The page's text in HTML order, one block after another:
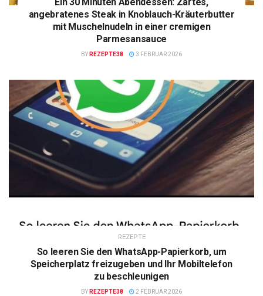
angebratenes Steak in Knoblauch-Kräuterbutter
mit Muschelnudeln in einer cremigen
Parmesansauce
BY REZEPTE38 3 FEBRUAR 2026
REZEPTE
So leeren Sie den WhatsApp-Papierkorb, um
Speicherplatz freizugeben und Ihr Mobiltelefon
zu beschleunigen
BY REZEPTE38 2 FEBRUAR 2026